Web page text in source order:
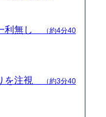
利無し
（約4分40
を注視
（約3分40